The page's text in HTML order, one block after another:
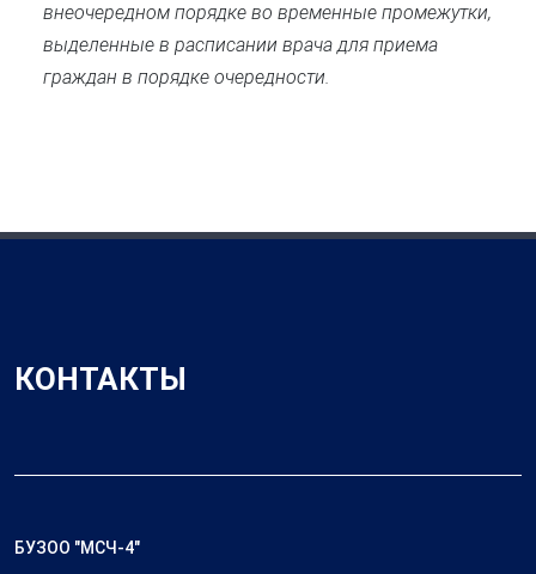
внеочередном порядке во временные промежутки,
выделенные в расписании врача для приема
граждан в порядке очередности.
КОНТАКТЫ
БУЗОО "МСЧ-4"